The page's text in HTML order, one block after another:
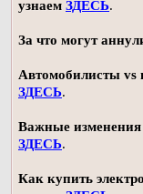
узнаем ЗДЕСЬ.
За что могут
Автомобилисты vs
ЗДЕСЬ.
Важные
ЗДЕСЬ.
Как купить